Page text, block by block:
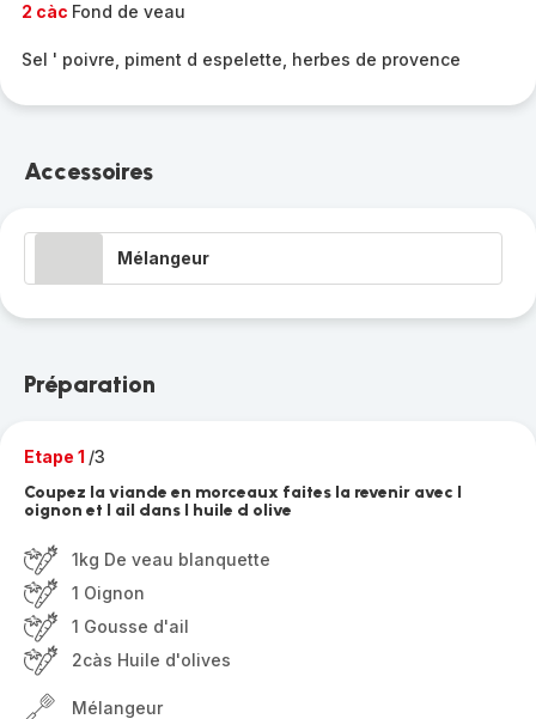
2 càc Fond de veau
Sel ' poivre, piment d espelette, herbes de provence
Accessoires
Mélangeur
Préparation
Etape 1 /3
Coupez la viande en morceaux faites la revenir avec l
oignon et l ail dans l huile d olive
1kg De veau blanquette
1 Oignon
1 Gousse d'ail
2càs Huile d'olives
Mélangeur